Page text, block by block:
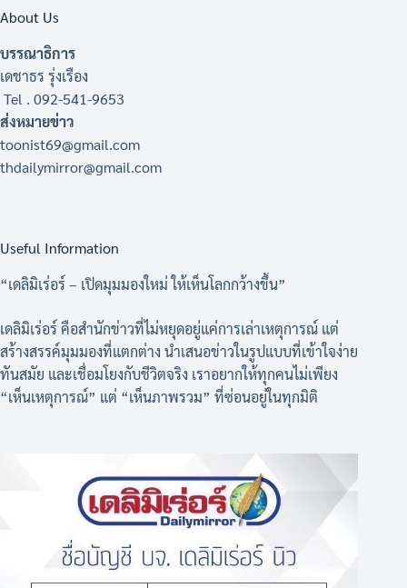
About Us
บรรณาธิการ
เดชาธร รุ่งเรือง
Tel . 092-541-9653
ส่งหมายข่าว
toonist69@gmail.com
thdailymirror@gmail.com
Useful Information
“เดลิมิเร่อร์ – เปิดมุมมองใหม่ ให้เห็นโลกกว้างขึ้น”
เดลิมิเร่อร์ คือสำนักข่าวที่ไม่หยุดอยู่แค่การเล่าเหตุการณ์ แต่
สร้างสรรค์มุมมองที่แตกต่าง นำเสนอข่าวในรูปแบบที่เข้าใจง่าย
ทันสมัย และเชื่อมโยงกับชีวิตจริง เราอยากให้ทุกคนไม่เพียง
“เห็นเหตุการณ์” แต่ “เห็นภาพรวม” ที่ซ่อนอยู่ในทุกมิติ